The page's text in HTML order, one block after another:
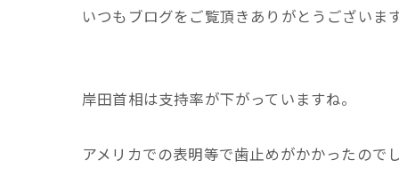
いつもブログをご覧頂きありがとうございます
岸田首相は支持率が下がっていますね。
アメリカでの表明等で歯止めがかかったので